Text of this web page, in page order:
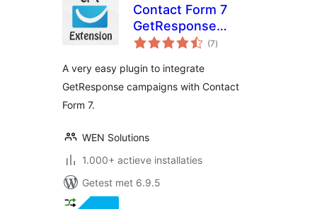
Contact Form 7
GetResponse
Extension
(7totaal
waarderingen
)
A very easy plugin to integrate
GetResponse campaigns with Contact
Form 7.
WEN Solutions
1.000+ actieve installaties
Getest met 6.9.5